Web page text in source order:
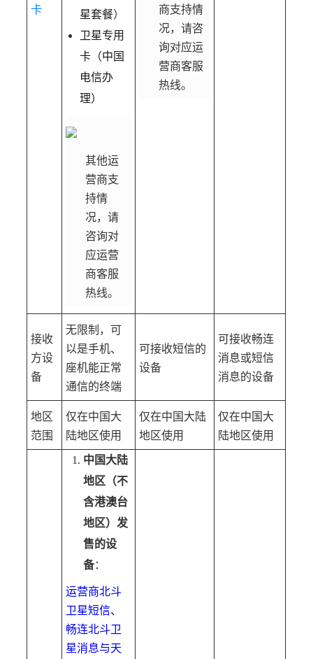
卡
星套餐）
卫星专用
卡（中国
电信办
理）
其他运
营商支
持情
况，请
咨询对
应运营
商客服
热线。
商支持情
况，请咨
询对应运
营商客服
热线。
接收
方设
备
无限制，可
以是手机、
座机能正常
通信的终端
可接收短信的
设备
可接收畅连
消息或短信
消息的设备
地区
范围
仅在中国大
陆地区使用
仅在中国大陆
地区使用
仅在中国大
陆地区使用
中国大陆
地区（不
含港澳台
地区）发
售的设
备：
运营商北斗
卫星短信、
畅连北斗卫
星消息与天